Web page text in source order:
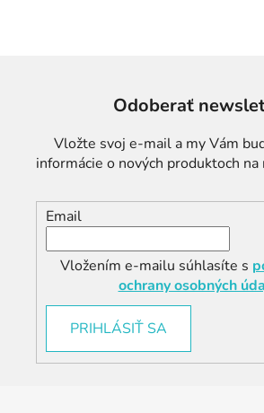
Odoberať
Vložte svoj e-mail a my Vám
informácie o nových produktoch
Email
Vložením e-mailu súhlasíte s
ochrany osobných
PRIHLÁSIŤ SA